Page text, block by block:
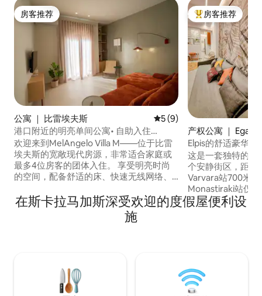
房客推荐
房客推荐
公寓 ｜ 比雷埃夫斯 平均评分 5 分（满分 5 分）
5 (9)
港口附近的明亮单间公寓• 自助入住
MelAngelo M
欢迎来到MelAngelo Villa M——位于比雷
埃夫斯的宽敞现代房源，非常适合家庭或
最多4位房客的团体入住。 享受明亮时尚
的空间，配备舒适的床、快速无线网络、
适合在城市中度过一天后放松身心。 📍绝
佳地点： • 步行即可抵达比雷埃夫斯港 • 可
轻松搭乘地铁、公交车和渡轮 • 靠近餐
热门「房客推荐」
房客推荐
产权公寓 ｜ Egaleo
Elpis的舒适豪华公
这是一套独特的优
个安静街区，距离
Varvara站700米
Monastiraki站仅5站。 最近的机
公寓 23 公里的埃
机场。此外，距离
在斯卡拉马加斯深受欢迎的度假屋便利设
施